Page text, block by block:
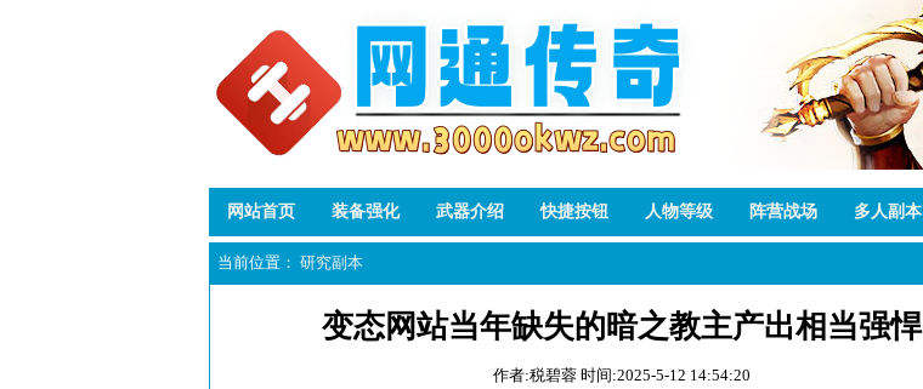
网站首页 装备强化 武器介绍 快捷按钮 人物等级 阵营战场 多人副本
当前位置： 研究副本
变态网站当年缺失的暗之教主产出相当强悍
作者:税碧蓉 时间:2025-5-12 14:54:20